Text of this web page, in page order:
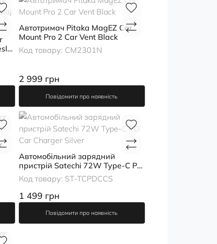
Автотримач Pitaka MagEZ Car
Mount Pro 2 Car Vent Black
Код товару: CM2301N
2 999 грн
Повідомити про наявність
Автомобільний зарядний
пристрій Satechi 72W Type-C PD
Car Charger Silver
Код товару: ST-TCPDCCS
1 499 грн
Повідомити про наявність